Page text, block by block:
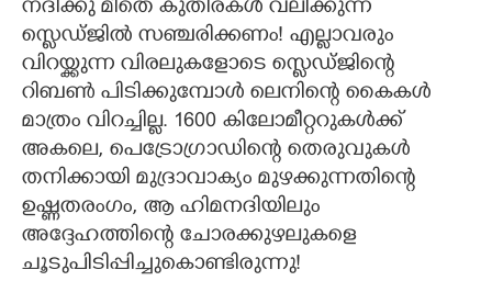
നദിക്കു മീതെ കുതിരകൾ വലിക്കുന്ന
സ്ളെഡ്ജിൽ സഞ്ചരിക്കണം! എല്ലാവരും
വിറയ്ക്കുന്ന വിരലുകളോടെ സ്ളെഡ്ജിന്റെ
റിബൺ പിടിക്കുമ്പോൾ ലെനിന്റെ കൈകൾ
മാത്രം വിറച്ചില്ല. 1600 കിലോമീറ്ററുകൾക്ക്
അകലെ,​ പെട്രോഗ്രാഡിന്റെ തെരുവുകൾ
തനിക്കായി മുദ്രാവാക്യം മുഴക്കുന്നതിന്റെ
ഉഷ്ണതരംഗം,​ ആ ഹിമനദിയിലും
അദ്ദേഹത്തിന്റെ ചോരക്കുഴലുകളെ
ചൂടുപിടിപ്പിച്ചുകൊണ്ടിരുന്നു!